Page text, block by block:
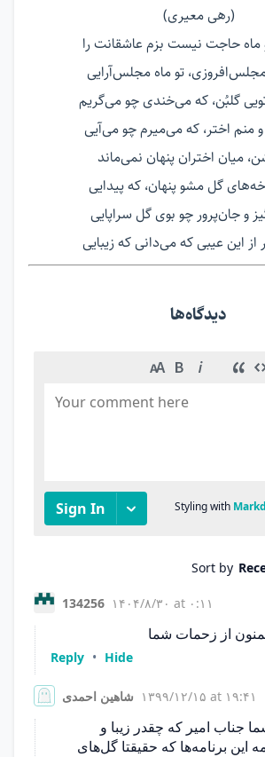
(رهی معیری)
حاجت نیست بزم عاشقانت را
تو ماه مجلس‌آرایی
گلبُن، که می‌خندی چو می‌گریم
منم اختر، که می‌میرم چو می‌آیی
میان اختران پنهان نمی‌ماند
گل مشو پنهان، که پیدایی
و جان‌پرور چو بوی گل سراپایی
از این عیبی که می‌دانی که زیبایی
دیدگاه‌ها